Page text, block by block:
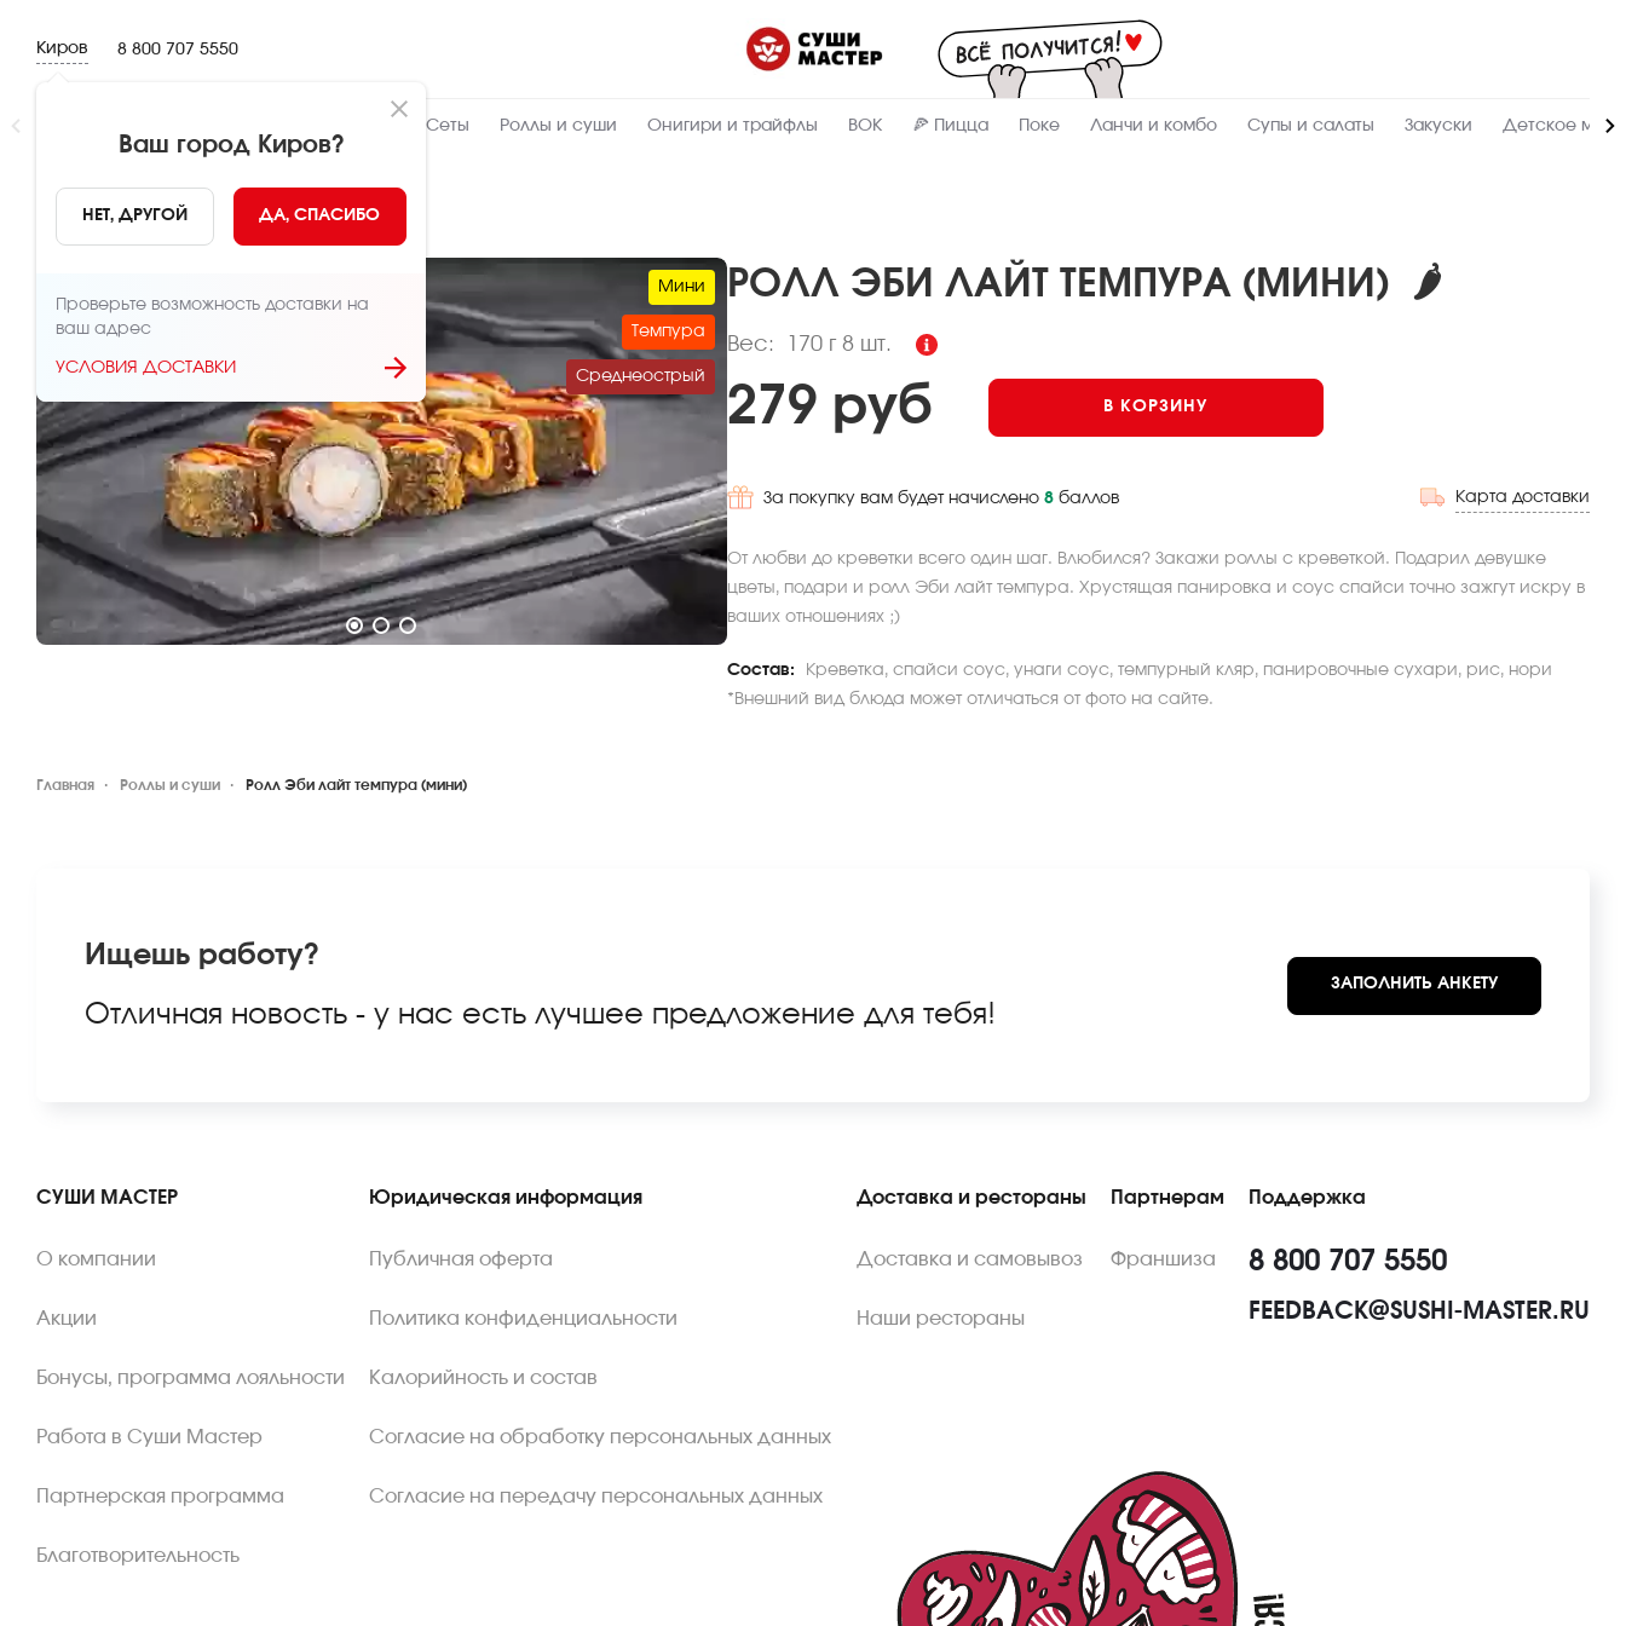
Киров
Ваш город Киров?
НЕТ, ДРУГОЙ ДА, СПАСИБО
Проверьте возможность доставки на
ваш адрес
УСЛОВИЯ ДОСТАВКИ
8 800 707 5550
Сеты Роллы и суши Онигири и трайфлы ВОК 🍕 Пицца Поке Ланчи и комбо Супы и салаты Закуски Детское
НАЗАД
Мини
Темпура
Среднеострый
Мини
Среднеострый
РОЛЛ ЭБИ ЛАЙТ ТЕМПУРА (МИНИ) 🌶
Вес: 170 г8 шт.
Пищевая
170 Вес, г
212 Ккал
279 руб В КОРЗИНУ
За покупку вам будет начислено 8 баллов Карта доставки
От любви до креветки всего один шаг. Влюбился? Закажи роллы с креветкой. Подарил девушке
цветы, подари и ролл Эби лайт темпура. Хрустящая панировка и соус спайси точно зажгут искру в
ваших отношениях ;)
Состав:
Креветка, спайси соус, унаги соус, темпурный кляр, панировочные сухари, рис, нори
*Внешний вид блюда может отличаться от фото на сайте.
Главная Роллы и суши Ролл Эби лайт темпура (мини)
Ищешь работу?
Отличная новость - у нас есть лучшее предложение для тебя!
ЗАПОЛНИТЬ АНКЕТУ
СУШИ МАСТЕР
О компании
Акции
Бонусы, программа лояльности
Работа в Суши Мастер
Партнерская программа
Благотворительность
Юридическая информация
Публичная оферта
Политика конфиденциальности
Калорийность и состав
Согласие на обработку персональных данных
Согласие на передачу персональных данных
Доставка и рестораны
Доставка и самовывоз
Наши рестораны
Партнерам
Франшиза
Поддержка
8 800 707 5550
FEEDBACK@SUSHI-MASTER.RU